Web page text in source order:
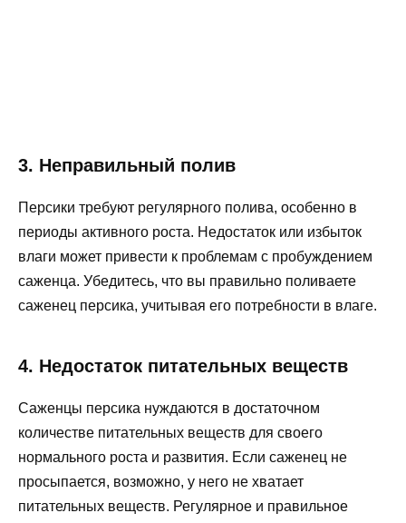
3. Неправильный полив
Персики требуют регулярного полива, особенно в
периоды активного роста. Недостаток или избыток
влаги может привести к проблемам с пробуждением
саженца. Убедитесь, что вы правильно поливаете
саженец персика, учитывая его потребности в влаге.
4. Недостаток питательных веществ
Саженцы персика нуждаются в достаточном
количестве питательных веществ для своего
нормального роста и развития. Если саженец не
просыпается, возможно, у него не хватает
питательных веществ. Регулярное и правильное